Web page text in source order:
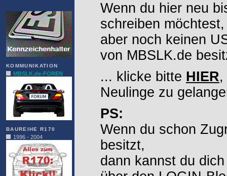
KOMMUNIKATION
MBSLK.de-FOREN
BAUREIHE R170
1996 - 2004
Wenn du hier neu
schreiben möchtest,
aber noch keinen
von MBSLK.de
... klicke bitte HIER,
Neulinge zu
PS:
Wenn du schon
besitzt,
dann kannst du